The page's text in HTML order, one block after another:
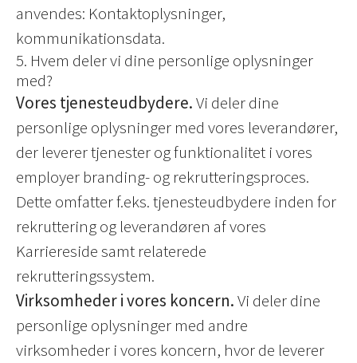
anvendes: Kontaktoplysninger,
kommunikationsdata.
5. Hvem deler vi dine personlige oplysninger
med?
Vores tjenesteudbydere.Vi deler dine
personlige oplysninger med vores leverandører,
der leverer tjenester og funktionalitet i vores
employer branding- og rekrutteringsproces.
Dette omfatter f.eks. tjenesteudbydere inden for
rekruttering og leverandøren af vores
Karriereside samt relaterede
rekrutteringssystem.
Virksomheder i vores koncern.Vi deler dine
personlige oplysninger med andre
virksomheder i vores koncern, hvor de leverer